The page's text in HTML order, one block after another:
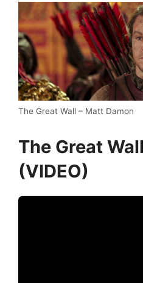
The Great Wall – Matt Damon
The Great
(VIDEO)